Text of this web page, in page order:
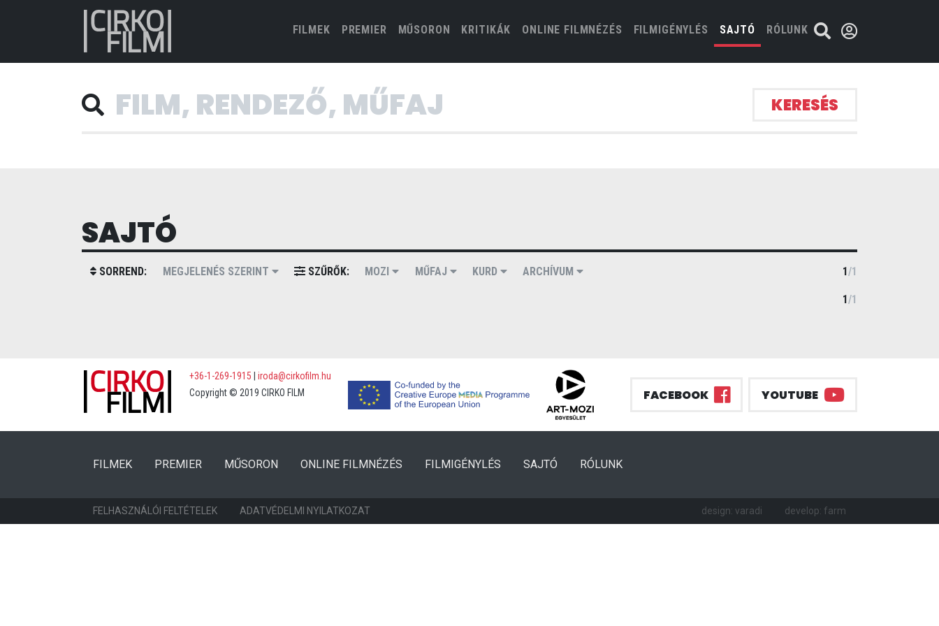
FILMEK(CURRENT)
PREMIER MŰSORON KRITIKÁK ONLINE FILMNÉZÉS FILMIGÉNYLÉS SAJTÓ RÓLUNK
KERESÉS
SAJTÓ
SORREND: MEGJELENÉS SZERINT SZŰRŐK: MOZI MŰFAJ KURD ARCHÍVUM 1/1
1/1
+36-1-269-1915
iroda@cirkofilm.hu
Copyright © 2019 CIRKO FILM
FACEBOOK YOUTUBE
FILMEK(CURRENT)
PREMIER (CURRENT)
MŰSORON ONLINE FILMNÉZÉS FILMIGÉNYLÉS SAJTÓ RÓLUNK
FELHASZNÁLÓI FELTÉTELEK ADATVÉDELMI NYILATKOZAT design: varadi develop: farm